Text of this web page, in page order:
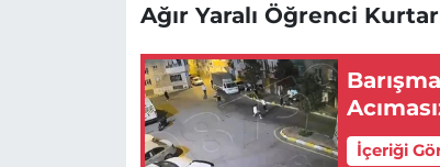
Ağır Yaralı Öğrenci
İçeriği